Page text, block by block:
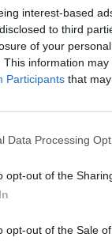
interest-based
to third
of your
This information
Participants that
Data Processing
opt-out of the
opt-out of the Sale
votre puzzle,